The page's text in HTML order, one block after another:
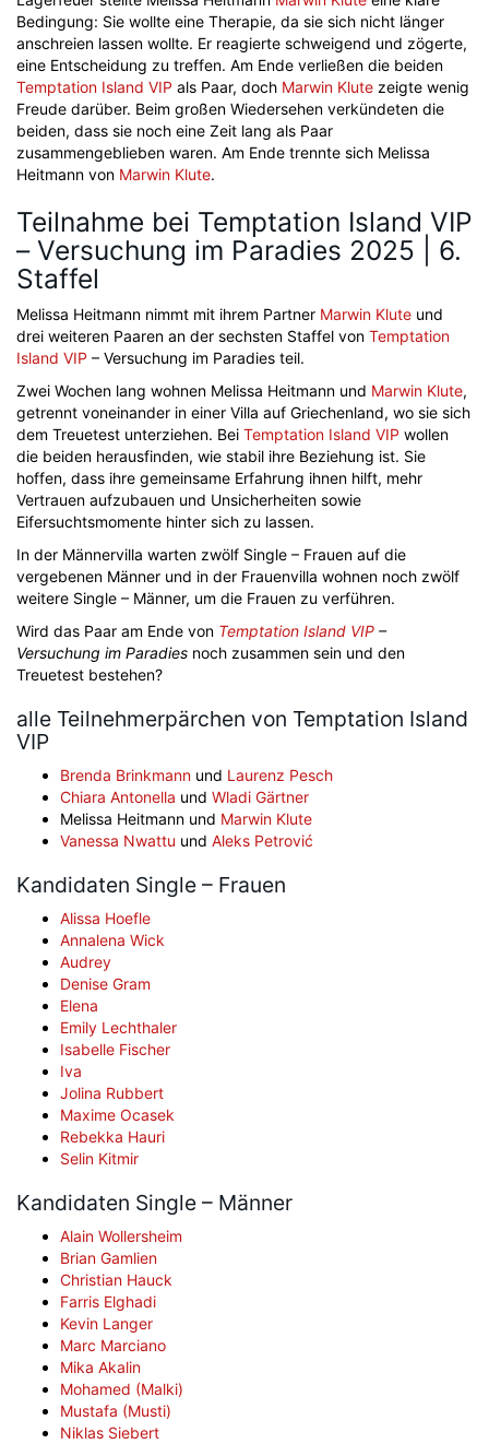
Bedingung: Sie wollte eine Therapie, da sie sich nicht länger
anschreien lassen wollte. Er reagierte schweigend und zögerte,
eine Entscheidung zu treffen. Am Ende verließen die beiden
Temptation Island VIP als Paar, doch Marwin Klute zeigte wenig
Freude darüber. Beim großen Wiedersehen verkündeten die
beiden, dass sie noch eine Zeit lang als Paar
zusammengeblieben waren. Am Ende trennte sich Melissa
Heitmann von Marwin Klute.
Teilnahme bei Temptation Island VIP
– Versuchung im Paradies 2025 | 6.
Staffel
Melissa Heitmann nimmt mit ihrem Partner Marwin Klute und
drei weiteren Paaren an der sechsten Staffel von Temptation
Island VIP – Versuchung im Paradies teil.
Zwei Wochen lang wohnen Melissa Heitmann und Marwin Klute,
getrennt voneinander in einer Villa auf Griechenland, wo sie sich
dem Treuetest unterziehen. Bei Temptation Island VIP wollen
die beiden herausfinden, wie stabil ihre Beziehung ist. Sie
hoffen, dass ihre gemeinsame Erfahrung ihnen hilft, mehr
Vertrauen aufzubauen und Unsicherheiten sowie
Eifersuchtsmomente hinter sich zu lassen.
In der Männervilla warten zwölf Single – Frauen auf die
vergebenen Männer und in der Frauenvilla wohnen noch zwölf
weitere Single – Männer, um die Frauen zu verführen.
Wird das Paar am Ende von Temptation Island VIP –
Versuchung im Paradies noch zusammen sein und den
Treuetest bestehen?
alle Teilnehmerpärchen von Temptation Island
VIP
Brenda Brinkmann und Laurenz Pesch
Chiara Antonella und Wladi Gärtner
Melissa Heitmann und Marwin Klute
Vanessa Nwattu und Aleks Petrović
Kandidaten Single – Frauen
Alissa Hoefle
Annalena Wick
Audrey
Denise Gram
Elena
Emily Lechthaler
Isabelle Fischer
Iva
Jolina Rubbert
Maxime Ocasek
Rebekka Hauri
Selin Kitmir
Kandidaten Single – Männer
Alain Wollersheim
Brian Gamlien
Christian Hauck
Farris Elghadi
Kevin Langer
Marc Marciano
Mika Akalin
Mohamed (Malki)
Mustafa (Musti)
Niklas Siebert